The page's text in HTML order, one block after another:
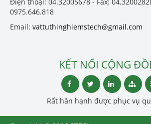
0975.646.818
Email: vattuthinghiemstech@gmail.com
KẾT NỐI CỘNG
Rất hân hạnh được phục vụ